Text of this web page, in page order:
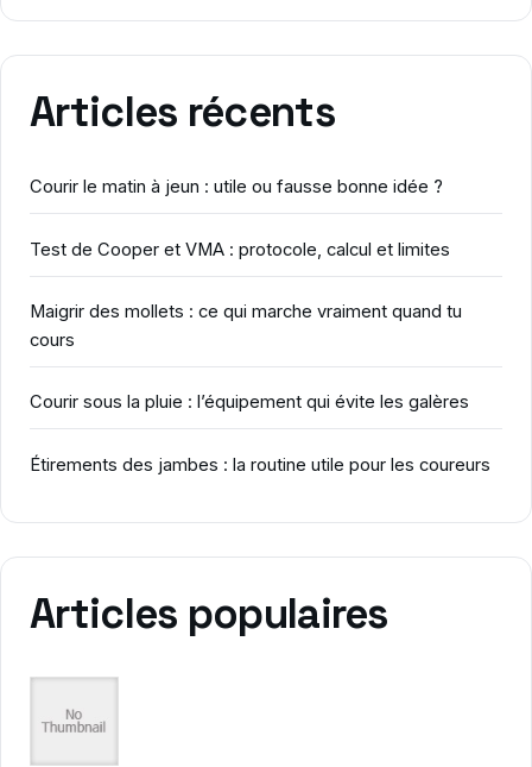
Articles récents
Courir le matin à jeun : utile ou fausse bonne idée ?
Test de Cooper et VMA : protocole, calcul et limites
Maigrir des mollets : ce qui marche vraiment quand tu
cours
Courir sous la pluie : l’équipement qui évite les galères
Étirements des jambes : la routine utile pour les coureurs
Articles populaires